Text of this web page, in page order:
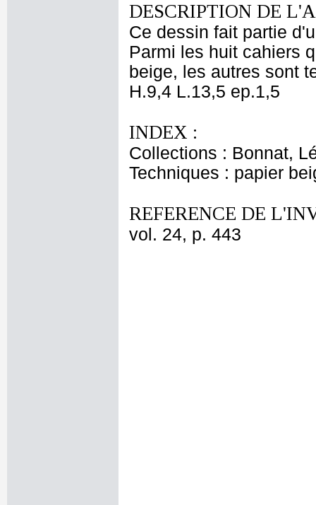
DESCRIPTION DE
Ce dessin fait partie
Parmi les huit cahiers
beige, les autres sont
H.9,4 L.13,5 ep.1,5
INDEX :
Collections : Bonnat,
Techniques : papier
REFERENCE DE
vol. 24, p. 443